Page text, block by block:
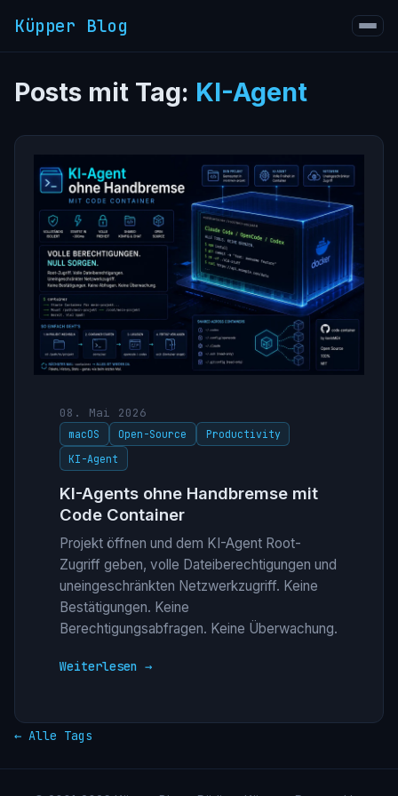
Küpper Blog
Posts mit Tag: KI-Agent
08. Mai 2026
macOS Open-Source
Productivity
KI-Agent
KI-Agents ohne Handbremse mit
Code Container
Projekt öffnen und dem KI-Agent Root-
Zugriff geben, volle Dateiberechtigungen und
uneingeschränkten Netzwerkzugriff. Keine
Bestätigungen. Keine
Berechtigungsabfragen. Keine Überwachung.
Weiterlesen →
← Alle Tags